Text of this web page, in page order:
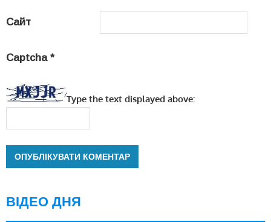
Сайт
Captcha *
Type the text displayed above:
ВІДЕО ДНЯ